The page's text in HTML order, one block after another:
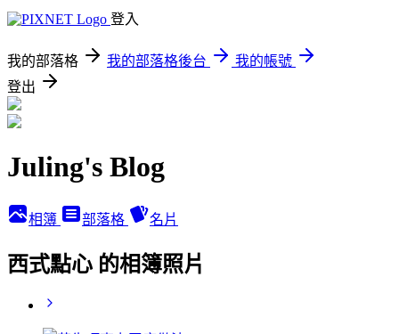
登入
我的部落格 我的部落格後台
我的帳號
登出
Juling's Blog
相簿 部落格 名片
西式點心 的相簿照片